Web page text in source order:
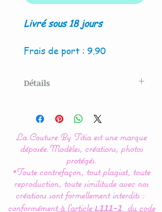
Livré sous 18 jours
Frais de port : 9.90
Détails
Couture By Titia
Possibilité de création avec
4 hiboux et/ou renard.
Ce tour de Lit nuage hibou
ou chouette est composé
La Couture By Titia est une marque
déposée.Modèles, créations, photos
protégés.
*Toute contrefaçon, tout plagiat, toute
reproduction, toute similitude avec nos
créations sont formellement interdits :
conformémentà l’article L111-1 du code